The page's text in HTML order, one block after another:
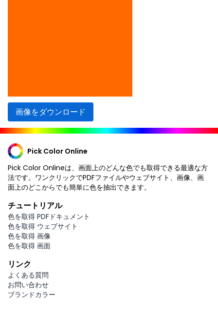
画像をダウンロード
Pick Color Online
Pick Color Onlineは、画面上のどんな色でも取得できる最適な方
法です。ワンクリックでPDFファイルやウェブサイト、画像、画
面上のどこからでも簡単に色を抽出できます。
チュートリアル
色を取得 PDFドキュメント
色を取得 ウェブサイト
色を取得 画像
色を取得 画面
リンク
よくある質問
お問い合わせ
ブランドカラー